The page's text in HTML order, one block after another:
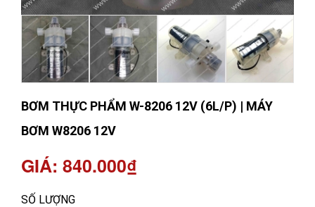
BƠM THỰC PHẨM W-8206 12V (6L/P) | MÁY
BƠM W8206 12V
GIÁ: 840.000₫
SỐ LƯỢNG